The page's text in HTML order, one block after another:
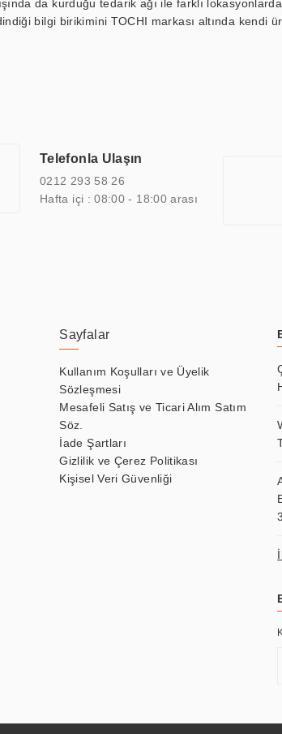
da kurduğu tedarik ağı ile farklı
bilgi birikimini TOCHI markası altında kendi
değerlere bağlı bir şekilde hareket
sürekli gelişimine katkı sağlamaktadır.
Telefonla Ulaşın
0212 293 58 26
Hafta içi : 08:00 - 18:00 arası
Sayfalar
Kullanım Koşulları ve Üyelik
Sözleşmesi
Mesafeli Satış ve Ticari Alım Satım
Söz.
İade Şartları
Gizlilik ve Çerez Politikası
Kişisel Veri Güvenliği